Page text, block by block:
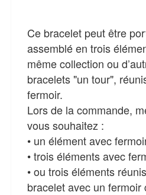
Ce bracelet peut être
assemblé en trois
même collection ou
bracelets "un tour",
fermoir.
Lors de la commande,
vous souhaitez :
• un élément avec
• trois éléments avec
• ou trois éléments
bracelet avec un fermoir